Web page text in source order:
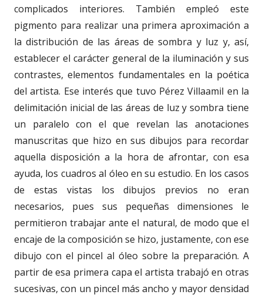
complicados interiores. También empleó este
pigmento para realizar una primera aproximación a
la distribución de las áreas de sombra y luz y, así,
establecer el carácter general de la iluminación y sus
contrastes, elementos fundamentales en la poética
del artista. Ese interés que tuvo Pérez Villaamil en la
delimitación inicial de las áreas de luz y sombra tiene
un paralelo con el que revelan las anotaciones
manuscritas que hizo en sus dibujos para recordar
aquella disposición a la hora de afrontar, con esa
ayuda, los cuadros al óleo en su estudio. En los casos
de estas vistas los dibujos previos no eran
necesarios, pues sus pequeñas dimensiones le
permitieron trabajar ante el natural, de modo que el
encaje de la composición se hizo, justamente, con ese
dibujo con el pincel al óleo sobre la preparación. A
partir de esa primera capa el artista trabajó en otras
sucesivas, con un pincel más ancho y mayor densidad